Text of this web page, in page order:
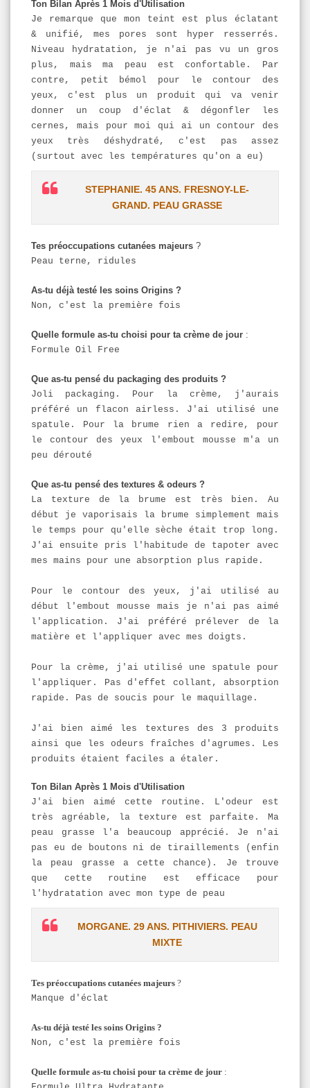
Ton Bilan Après 1 Mois d'Utilisation
Je remarque que mon teint est plus éclatant
& unifié, mes pores sont hyper resserrés.
Niveau hydratation, je n'ai pas vu un gros
plus, mais ma peau est confortable. Par
contre, petit bémol pour le contour des
yeux, c'est plus un produit qui va venir
donner un coup d'éclat & dégonfler les
cernes, mais pour moi qui ai un contour des
yeux très déshydraté, c'est pas assez
(surtout avec les températures qu'on a eu)
STEPHANIE. 45 ANS. FRESNOY-LE-
GRAND. PEAU GRASSE
Tes préoccupations cutanées majeurs ?
Peau terne, ridules
As-tu déjà testé les soins Origins ?
Non, c'est la première fois
Quelle formule as-tu choisi pour ta crème de jour :
Formule Oil Free
Que as-tu pensé du packaging des produits ?
Joli packaging. Pour la crème, j'aurais
préféré un flacon airless. J'ai utilisé une
spatule. Pour la brume rien a redire, pour
le contour des yeux l'embout mousse m'a un
peu dérouté
Que as-tu pensé des textures & odeurs ?
La texture de la brume est très bien. Au
début je vaporisais la brume simplement mais
le temps pour qu'elle sèche était trop long.
J'ai ensuite pris l'habitude de tapoter avec
mes mains pour une absorption plus rapide.
Pour le contour des yeux, j'ai utilisé au
début l'embout mousse mais je n'ai pas aimé
l'application. J'ai préféré prélever de la
matière et l'appliquer avec mes doigts.
Pour la crème, j'ai utilisé une spatule pour
l'appliquer. Pas d'effet collant, absorption
rapide. Pas de soucis pour le maquillage.
J'ai bien aimé les textures des 3 produits
ainsi que les odeurs fraîches d'agrumes. Les
produits étaient faciles a étaler.
Ton Bilan Après 1 Mois d'Utilisation
J'ai bien aimé cette routine. L'odeur est
très agréable, la texture est parfaite. Ma
peau grasse l'a beaucoup apprécié. Je n'ai
pas eu de boutons ni de tiraillements (enfin
la peau grasse a cette chance). Je trouve
que cette routine est efficace pour
l'hydratation avec mon type de peau
MORGANE. 29 ANS. PITHIVIERS. PEAU
MIXTE
Tes préoccupations cutanées majeurs ?
Manque d'éclat
As-tu déjà testé les soins Origins ?
Non, c'est la première fois
Quelle formule as-tu choisi pour ta crème de jour :